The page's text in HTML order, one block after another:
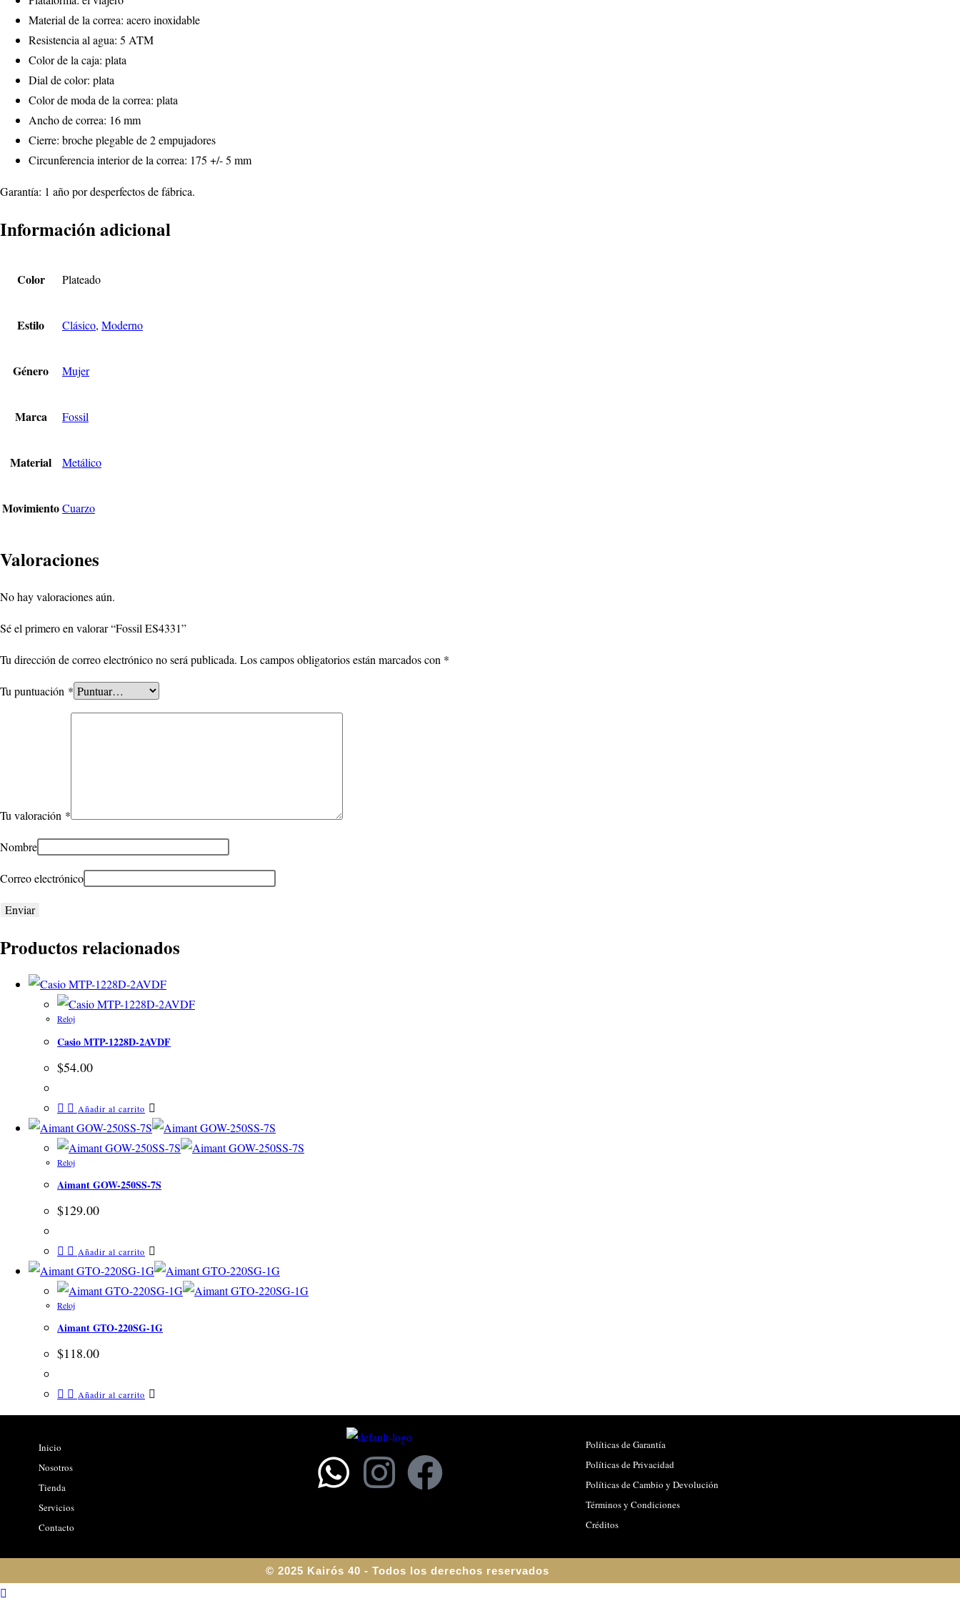
Material de la correa: acero inoxidable
Resistencia al agua: 5 ATM
Color de la caja: plata
Dial de color: plata
Color de moda de la correa: plata
Ancho de correa: 16 mm
Cierre: broche plegable de 2 empujadores
Circunferencia interior de la correa: 175 +/- 5 mm
Garantía: 1 año por desperfectos de fábrica.
Información adicional
Color Plateado
Estilo Clásico, Moderno
Género Mujer
Marca Fossil
Material Metálico
MovimientoCuarzo
Valoraciones
No hay valoraciones aún.
Sé el primero en valorar “Fossil ES4331”
Tu dirección de correo electrónico no será publicada. Los campos obligatorios están marcados con *
Tu puntuación *
Tu valoración *
Nombre
Correo electrónico
Productos relacionados
Reloj
Casio MTP-1228D-2AVDF
$54.00
Añadir al carrito
Reloj
Aimant GOW-250SS-7S
$129.00
Añadir al carrito
Reloj
Aimant GTO-220SG-1G
$118.00
Añadir al carrito
Inicio
Nosotros
Tienda
Servicios
Contacto
Políticas de Garantía
Políticas de Privacidad
Políticas de Cambio y Devolución
Términos y Condiciones
Créditos
© 2025 Kairós 40 - Todos los derechos reservados